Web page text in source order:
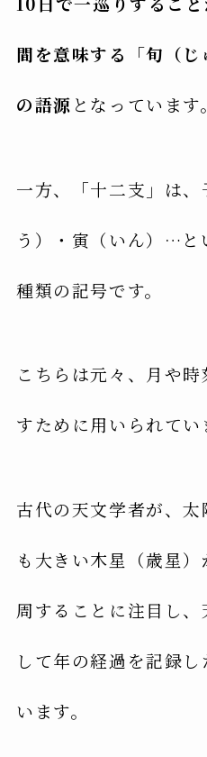
間を意味する「旬（
の語源 となっています。
一方、「十二支」は
う）・寅（いん）…と
種類の記号です。
こちらは元々、月や
すために用いられてい
古代の天文学者が、
も大きい木星（歳星
周することに注目し
して年の経過を記録
います。